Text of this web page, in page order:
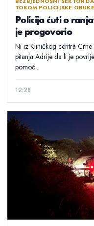
TOKOM POLICIJSKE OBUKE
Policija ćuti o
je progovorio
Ni iz Kliničkog centra
pitanja Adrije da li je
pomoć...
12:28